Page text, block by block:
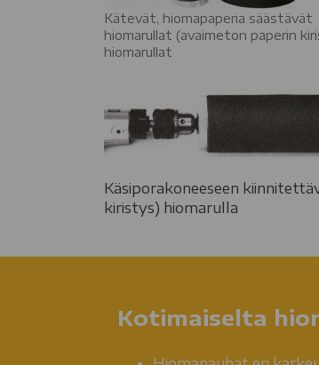
Kätevät, hiomapaperia säästävät
hiomarullat (avaimeton paperin
hiomarullat
Käsiporakoneeseen
kiristys) hiomarulla
Kotimaiselta